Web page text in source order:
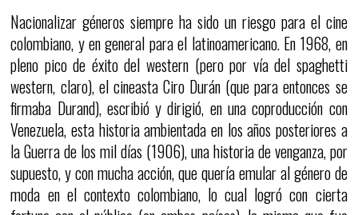
Nacionalizar géneros siempre ha sido un riesgo para el cine
colombiano, y en general para el latinoamericano. En 1968, en
pleno pico de éxito del western (pero por vía del spaghetti
western, claro), el cineasta Ciro Durán (que para entonces se
firmaba Durand), escribió y dirigió, en una coproducción con
Venezuela, esta historia ambientada en los años posteriores a
la Guerra de los mil días (1906), una historia de venganza, por
supuesto, y con mucha acción, que quería emular al género de
moda en el contexto colombiano, lo cual logró con cierta